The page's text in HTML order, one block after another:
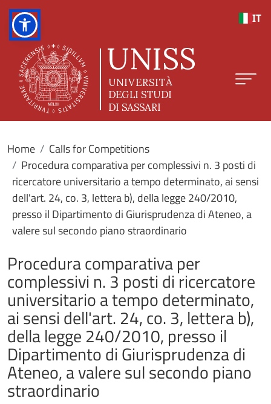
IT
Home
Calls for Competitions
Procedura comparativa per complessivi n. 3 posti di
ricercatore universitario a tempo determinato, ai sensi
dell'art. 24, co. 3, lettera b), della legge 240/2010,
presso il Dipartimento di Giurisprudenza di Ateneo, a
valere sul secondo piano straordinario
Procedura comparativa per
complessivi n. 3 posti di ricercatore
universitario a tempo determinato,
ai sensi dell'art. 24, co. 3, lettera b),
della legge 240/2010, presso il
Dipartimento di Giurisprudenza di
Ateneo, a valere sul secondo piano
straordinario